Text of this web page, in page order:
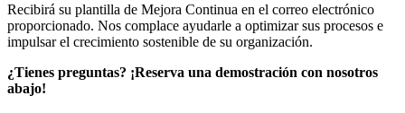
Recibirá su plantilla de Mejora Continua en el correo electrónico
proporcionado. Nos complace ayudarle a optimizar sus procesos e
impulsar el crecimiento sostenible de su organización.
¿Tienes preguntas? ¡Reserva una demostración con nosotros
abajo!